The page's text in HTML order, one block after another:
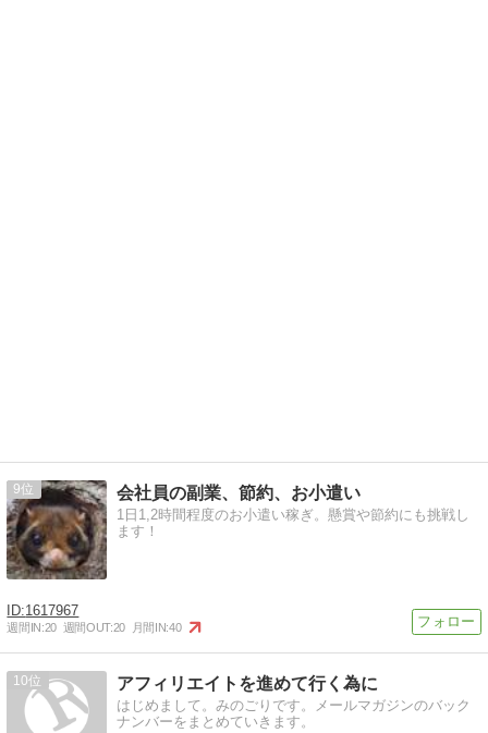
9 会社員の副業、節約、お小遣い
1日1,2時間程度のお小遣い稼ぎ。懸賞や節約にも挑戦し
ます！
1617967
週間IN:20 週間OUT:20 月間IN:40
10 アフィリエイトを進めて行く為に
はじめまして。みのごりです。メールマガジンのバック
ナンバーをまとめていきます。